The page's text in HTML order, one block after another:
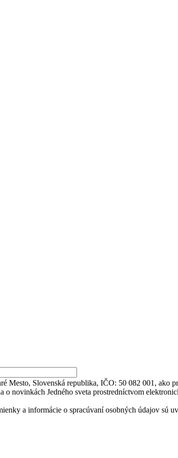
Mesto, Slovenská republika, IČO: 50 082 001, ako
novinkách Jedného sveta prostredníctvom
a informácie o spracúvaní osobných údajov sú